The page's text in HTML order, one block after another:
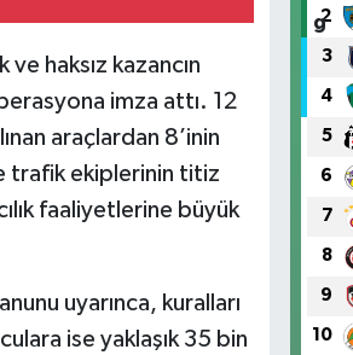
haksız kazancın
imza attı. 12
araçlardan 8’inin
trafik ekiplerinin titiz
faaliyetlerine büyük
uyarınca, kuralları
ise yaklaşık 35 bin
2
3
4
5
6
7
8
9
10